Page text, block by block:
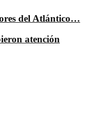
del Atlántico…
atención